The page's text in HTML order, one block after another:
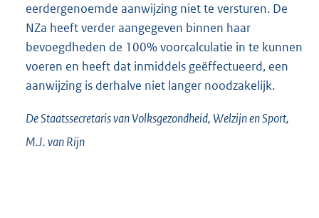
eerdergenoemde aanwijzing niet te versturen. De
NZa heeft verder aangegeven binnen haar
bevoegdheden de 100% voorcalculatie in te kunnen
voeren en heeft dat inmiddels geëffectueerd, een
aanwijzing is derhalve niet langer noodzakelijk.
De Staatssecretaris van Volksgezondheid, Welzijn en Sport,
M.J. vanRijn